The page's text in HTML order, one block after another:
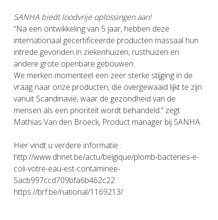
SANHA biedt loodvrije oplossingen aan!
“Na een ontwikkeling van 5 jaar, hebben deze
internationaal gecertificeerde producten massaal hun
intrede gevonden in ziekenhuizen, rusthuizen en
andere grote openbare gebouwen.
We merken momenteel een zeer sterke stijging in de
vraag naar onze producten, die overgewaaid lijkt te zijn
vanuit Scandinavië, waar de gezondheid van de
mensen als een prioriteit wordt behandeld.” zegt
Mathias Van den Broeck, Product manager bij SANHA.
Hier vindt u verdere informatie :
http://www.dhnet.be/actu/belgique/plomb-bacteries-e-
coli-votre-eau-est-contaminee-
5acb997ccd709bfa6b462c22
https://brf.be/national/1169213/